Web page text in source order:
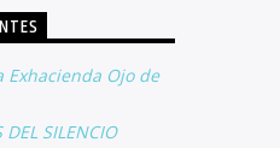
Exhacienda Ojo de
DEL SILENCIO